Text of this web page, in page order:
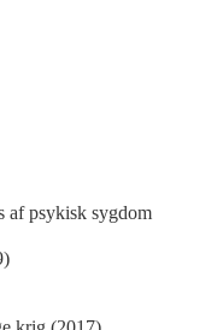
af psykisk sygdom